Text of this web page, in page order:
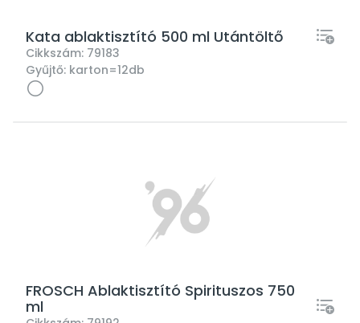
Kata ablaktisztító 500 ml Utántöltő
Cikkszám: 79183
Gyűjtő: karton=12db
FROSCH Ablaktisztító Spirituszos 750
ml